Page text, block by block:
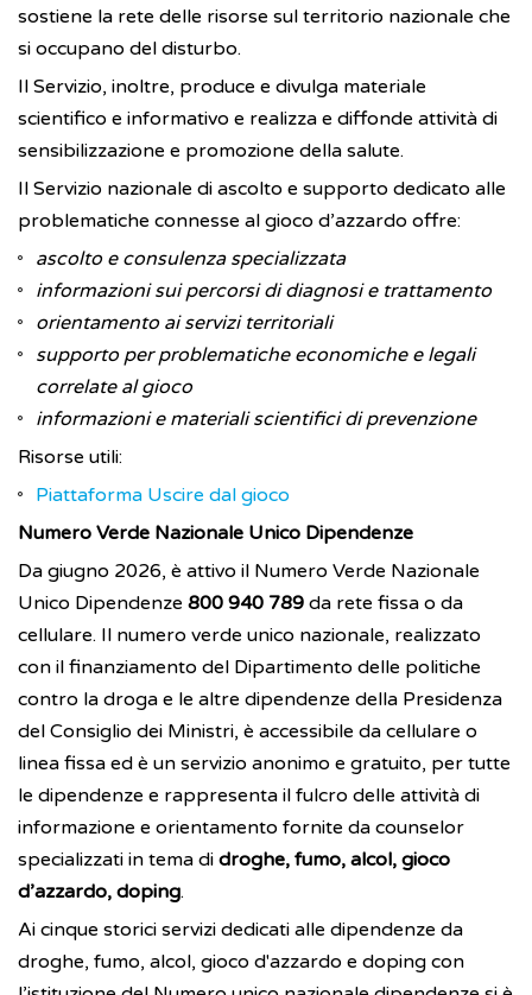
sostiene la rete delle risorse sul territorio nazionale che
si occupano del disturbo.
Il Servizio, inoltre, produce e divulga materiale
scientifico e informativo e realizza e diffonde attività di
sensibilizzazione e promozione della salute.
Il Servizio nazionale di ascolto e supporto dedicato alle
problematiche connesse al gioco d’azzardo offre:
ascolto e consulenza specializzata
informazioni sui percorsi di diagnosi e trattamento
orientamento ai servizi territoriali
supporto per problematiche economiche e legali
correlate al gioco
informazioni e materiali scientifici di prevenzione
Risorse utili:
Piattaforma Uscire dal gioco
Numero Verde Nazionale Unico Dipendenze
Da giugno 2026, è attivo il Numero Verde Nazionale
Unico Dipendenze 800 940 789 da rete fissa o da
cellulare. Il numero verde unico nazionale, realizzato
con il finanziamento del Dipartimento delle politiche
contro la droga e le altre dipendenze della Presidenza
del Consiglio dei Ministri, è accessibile da cellulare o
linea fissa ed è un servizio anonimo e gratuito, per tutte
le dipendenze e rappresenta il fulcro delle attività di
informazione e orientamento fornite da counselor
specializzati in tema di droghe, fumo, alcol, gioco
d’azzardo, doping.
Ai cinque storici servizi dedicati alle dipendenze da
droghe, fumo, alcol, gioco d'azzardo e doping con